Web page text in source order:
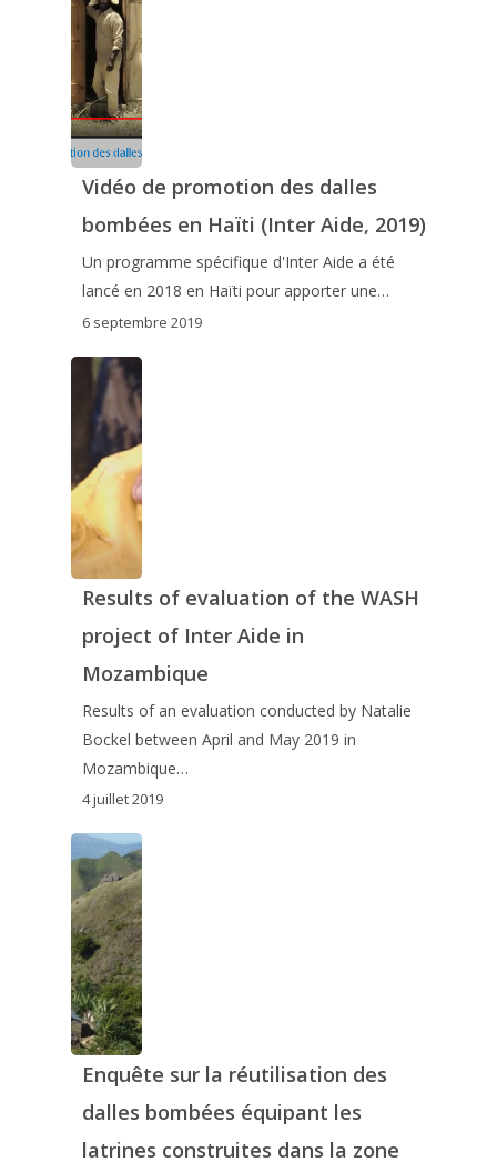
Vidéo de promotion des dalles
bombées en Haïti (Inter Aide, 2019)
Un programme spécifique d'Inter Aide a été
lancé en 2018 en Haïti pour apporter une…
6 septembre 2019
Results of evaluation of the WASH
project of Inter Aide in
Mozambique
Results of an evaluation conducted by Natalie
Bockel between April and May 2019 in
Mozambique…
4 juillet 2019
Enquête sur la réutilisation des
dalles bombées équipant les
latrines construites dans la zone